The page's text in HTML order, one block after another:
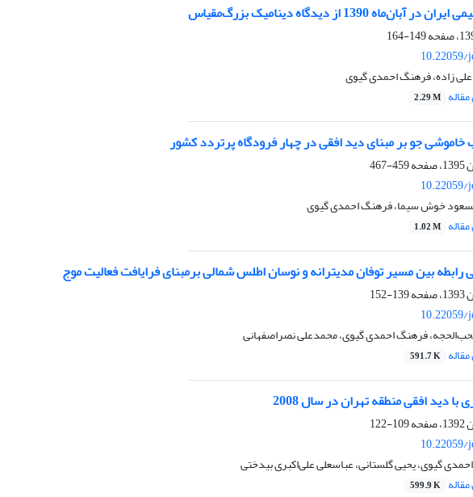
1390 از دیدگاه دینامیک بزرگ‌مقیاس
149-164
10.22059/
زاده، فرهنگ احمدی گیوی
2.29 M
جو بر مبنای دید افقی در چهار فرودگاه پرتردد کشور
459-467
10.22059/
خوش سیما، فرهنگ احمدی گیوی
1.02 M
رابطه بین مسیر توفان مدیترانه و نوسان اطلس شمالی برمبنای فرایافت فعالیت موج
139-152
10.22059/
فرهنگ احمدی گیوی، محمدعلی نصراصفهانی
591.7 K
با دید افقی منطقه تهران در سال 2008
109-122
10.22059/
گیوی، یحیی گلستانی، عباسعلی علی‌اکبری بیدختی
599.9 K